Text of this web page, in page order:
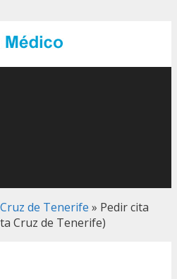
de Tenerife » Pedir cita
Cruz de Tenerife)